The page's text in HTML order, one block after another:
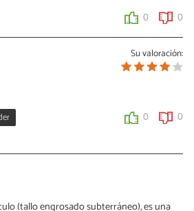
0 0
Su valoración:
0 0
que te gustara la receta, gracias por
(tallo engrosado subterráneo), es una